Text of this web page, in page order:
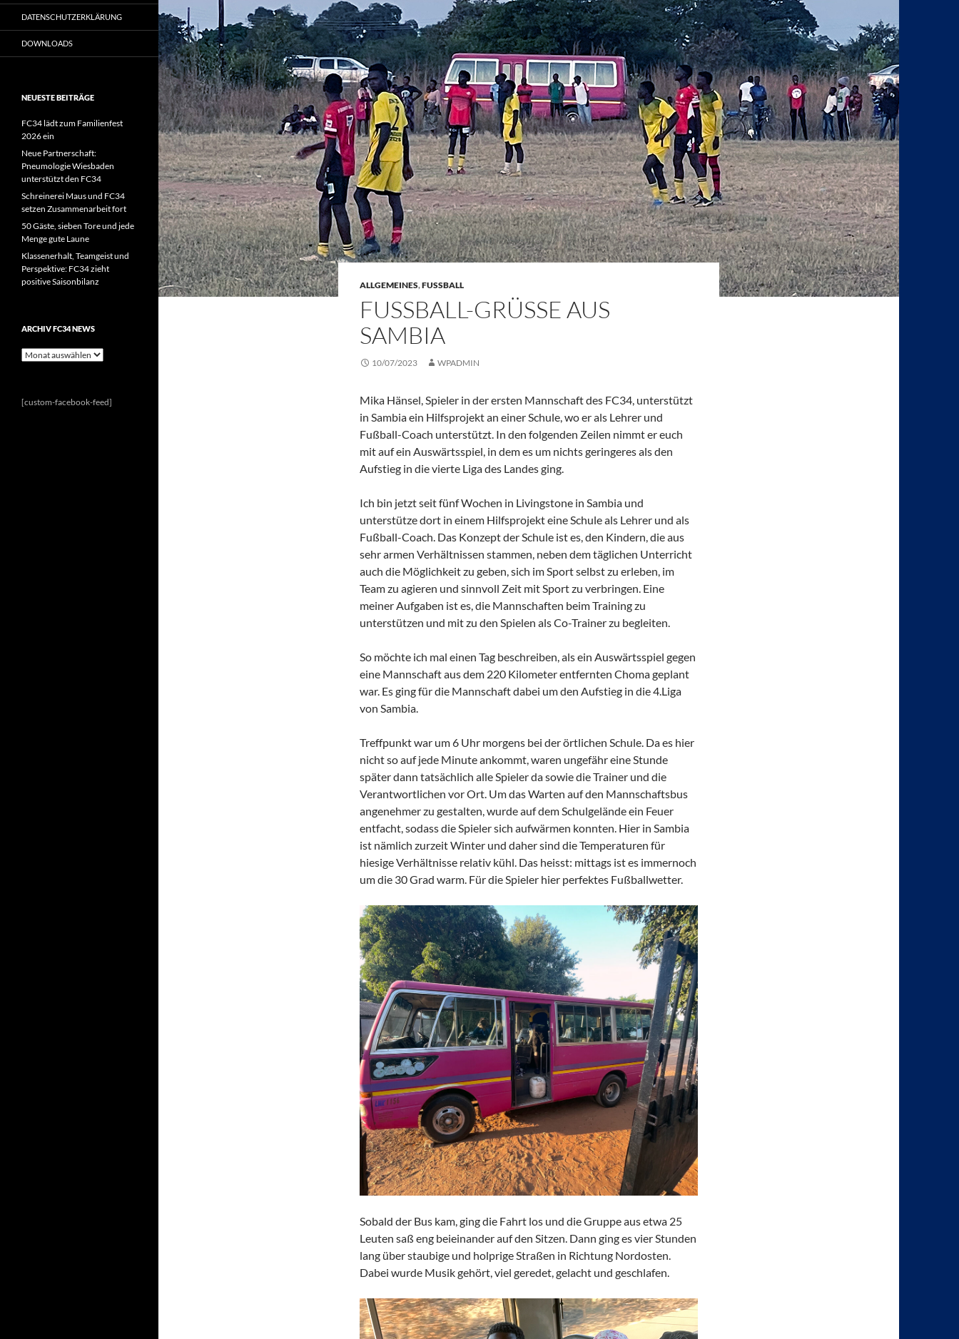
ALLGEMEINES,FUSSBALL
FUSSBALL-GRÜSSE AUS SA
MBIA
10/07/2023 WPADMIN
Mika Hänsel, Spieler in der ersten Mannschaft des FC34, unterstützt
in Sambia ein Hilfsprojekt an einer Schule, wo er als Lehrer und
Fußball-Coach unterstützt. In den folgenden Zeilen nimmt er euch
mit auf ein Auswärtsspiel, in dem es um nichts geringeres als den
Aufstieg in die vierte Liga des Landes ging.
Ich bin jetzt seit fünf Wochen in Livingstone in Sambia und
unterstütze dort in einem Hilfsprojekt eine Schule als Lehrer und als
Fußball-Coach. Das Konzept der Schule ist es, den Kindern, die aus
sehr armen Verhältnissen stammen, neben dem täglichen Unterricht
auch die Möglichkeit zu geben, sich im Sport selbst zu erleben, im
Team zu agieren und sinnvoll Zeit mit Sport zu verbringen. Eine
meiner Aufgaben ist es, die Mannschaften beim Training zu
unterstützen und mit zu den Spielen als Co-Trainer zu begleiten.
So möchte ich mal einen Tag beschreiben, als ein Auswärtsspiel gegen
eine Mannschaft aus dem 220 Kilometer entfernten Choma geplant
war. Es ging für die Mannschaft dabei um den Aufstieg in die 4.Liga
von Sambia.
Treffpunkt war um 6 Uhr morgens bei der örtlichen Schule. Da es hier
nicht so auf jede Minute ankommt, waren ungefähr eine Stunde
später dann tatsächlich alle Spieler da sowie die Trainer und die
Verantwortlichen vor Ort. Um das Warten auf den Mannschaftsbus
angenehmer zu gestalten, wurde auf dem Schulgelände ein Feuer
entfacht, sodass die Spieler sich aufwärmen konnten. Hier in Sambia
ist nämlich zurzeit Winter und daher sind die Temperaturen für
hiesige Verhältnisse relativ kühl. Das heisst: mittags ist es immernoch
um die 30 Grad warm. Für die Spieler hier perfektes Fußballwetter.
Sobald der Bus kam, ging die Fahrt los und die Gruppe aus etwa 25
Leuten saß eng beieinander auf den Sitzen. Dann ging es vier Stunden
lang über staubige und holprige Straßen in Richtung Nordosten.
Dabei wurde Musik gehört, viel geredet, gelacht und geschlafen.
DATENSCHUTZERKLÄRUNG
DOWNLOADS
NEUESTE BEITRÄGE
FC34 lädt zum Familienfest
2026 ein
Neue Partnerschaft:
Pneumologie Wiesbaden
unterstützt den FC34
Schreinerei Maus und FC34
setzen Zusammenarbeit fort
50 Gäste, sieben Tore und jede
Menge gute Laune
Klassenerhalt, Teamgeist und
Perspektive: FC34 zieht
positive Saisonbilanz
ARCHIV FC34 NEWS
Archiv
[custom-facebook-feed]